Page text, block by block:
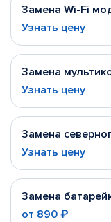
Замена Wi-Fi
Узнать цену
Замена
Узнать цену
Замена
Узнать цену
Замена
от 890 ₽